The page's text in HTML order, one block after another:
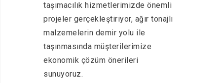
taşımacılık hizmetlerimizde önemli
projeler gerçekleştiriyor, ağır tonajlı
malzemelerin demir yolu ile
taşınmasında müşterilerimize
ekonomik çözüm önerileri
sunuyoruz.